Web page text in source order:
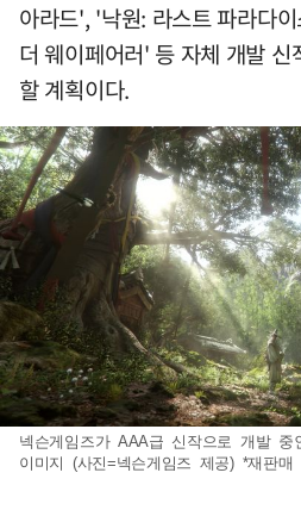
아라드', '낙원: 라스트 파라다
더 웨이페어러' 등 자체 개발
할 계획이다.
넥슨게임즈가 AAA급 신작으로 개발
이미지 (사진=넥슨게임즈 제공) *재판